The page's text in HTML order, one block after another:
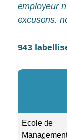
employeur
excusons,
943
Ecole de
Management